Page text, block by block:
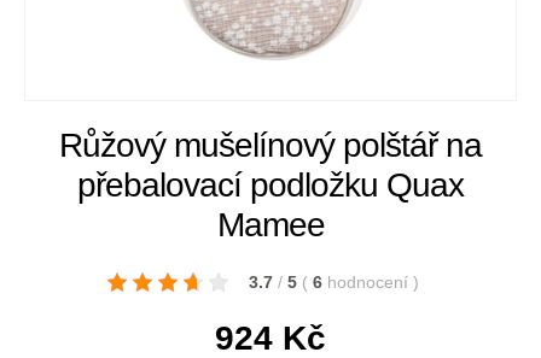
Růžový mušelínový polštář na
přebalovací podložku Quax
Mamee
3.7 / 5 ( 6 hodnocení )
924 Kč